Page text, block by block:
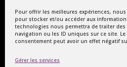
Pour offrir les meilleures expériences,
pour stocker et/ou accéder aux
technologies nous permettra de traiter
navigation ou les ID uniques sur ce site.
consentement peut avoir un effet négatif
Gérer les services
SIREN : 107535668